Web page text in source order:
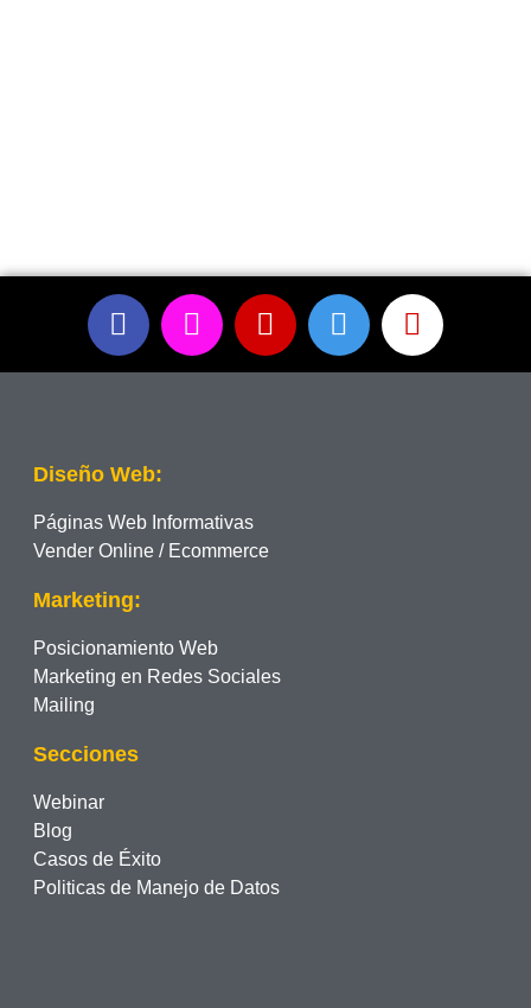
Diseño Web:
Páginas Web Informativas
Vender Online / Ecommerce
Marketing:
Posicionamiento Web
Marketing en Redes Sociales
Mailing
Secciones
Webinar
Blog
Casos de Éxito
Politicas de Manejo de Datos